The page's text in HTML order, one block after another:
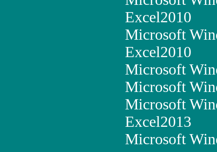
Excel2010
Microsoft
Excel2010
Microsoft
Microsoft
Microsoft
Excel2013
Microsoft